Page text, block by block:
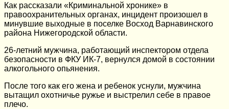
Как рассказали «Криминальной хронике» в
правоохранительных органах, инцидент произошел в
минувшие выходные в поселке Восход Варнавинского
района Нижегородской области.
26-летний мужчина, работающий инспектором отдела
безопасности в ФКУ ИК-7, вернулся домой в состоянии
алкогольного опьянения.
После того как его жена и ребенок уснули, мужчина
вытащил охотничье ружье и выстрелил себе в правое
плечо.